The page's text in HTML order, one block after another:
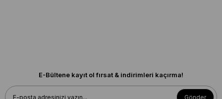
E-Bültene kayıt ol fırsat & indirimleri kaçırma!
Gönder